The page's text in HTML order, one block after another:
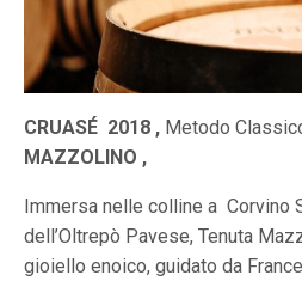
CRUASÉ 2018 , Metodo
MAZZOLINO ,
Immersa nelle colline a Corvino
dell’Oltrepò Pavese, Tenuta
gioiello enoico, guidato da